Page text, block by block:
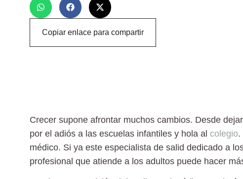
Copiar enlace para compartir
Crecer supone afrontar muchos cambios. Desde
por el adiós a las escuelas infantiles y hola al colegio.
médico. Si ya este especialista de salid dedicado a
profesional que atiende a los adultos puede hacer